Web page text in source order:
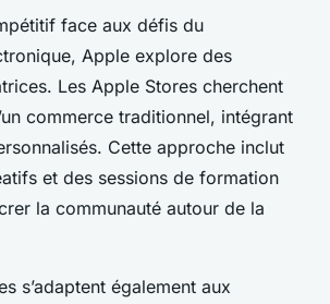
face aux défis du
Apple explore des
Les Apple Stores cherchent
commerce traditionnel, intégrant
Cette approche inclut
et des sessions de formation
la communauté autour de la
s’adaptent également aux